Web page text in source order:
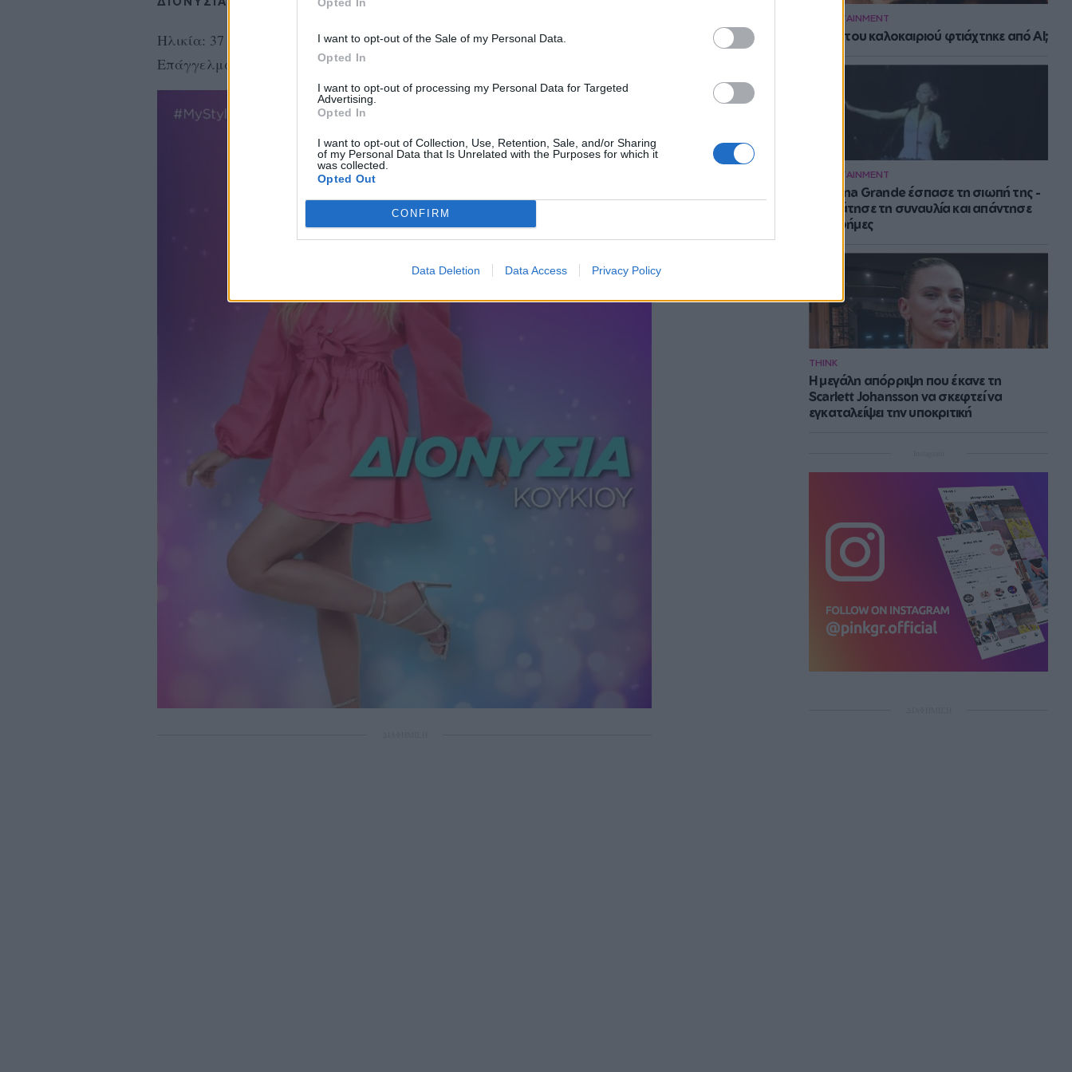
I want to opt-out of the Sale of my Personal Data.
Opted In
I want to opt-out of processing my Personal Data for Targeted
Advertising.
Opted In
I want to opt-out of Collection, Use, Retention, Sale, and/or Sharing
of my Personal Data that Is Unrelated with the Purposes for which it
was collected.
Opted Out
CONFIRM
Data Deletion Data Access Privacy Policy
ENTERTAINMENT
Το hit του καλοκαιριού φτιάχτηκε από AI;
ENTERTAINMENT
H Ariana Grande έσπασε τη σιωπή της -
Σταμάτησε τη συναυλία και απάντησε
στις φήμες
THINK
Η μεγάλη απόρριψη που έκανε τη
Scarlett Johansson να σκεφτεί να
εγκαταλείψει την υποκριτική
Ηλικία: 37 ετών
Επάγγελμα: Επιχειρηματίας